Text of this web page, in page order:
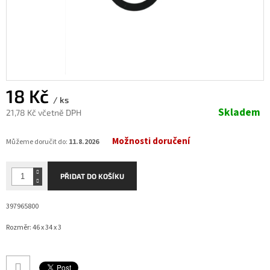
18 Kč / ks
21,78 Kč včetně DPH
cena:
Skladem
Můžeme doručit do: 11.8.2026 Možnosti doručení
PŘIDAT DO KOŠÍKU
397965800
Rozměr: 46 x 34 x 3